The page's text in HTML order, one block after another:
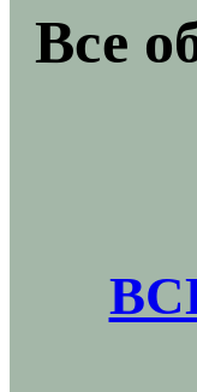
Все